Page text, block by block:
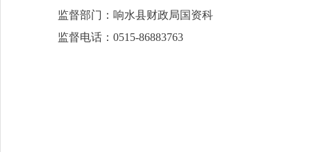
监督部门：响水县财政局国资科
监督电话：0515-86883763